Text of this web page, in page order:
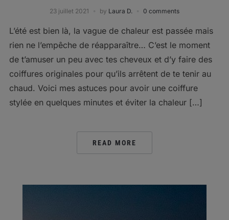
23 juillet 2021 by Laura D. 0 comments
L’été est bien là, la vague de chaleur est passée mais
rien ne l’empêche de réapparaître… C’est le moment
de t’amuser un peu avec tes cheveux et d’y faire des
coiffures originales pour qu’ils arrêtent de te tenir au
chaud. Voici mes astuces pour avoir une coiffure
stylée en quelques minutes et éviter la chaleur […]
READ MORE